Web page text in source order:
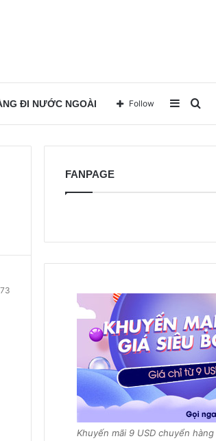
ĐI NƯỚC NGOÀI
for
Sidebar
Follow
73
FANPAGE
Khuyến mãi 9 USD chuyển hàng